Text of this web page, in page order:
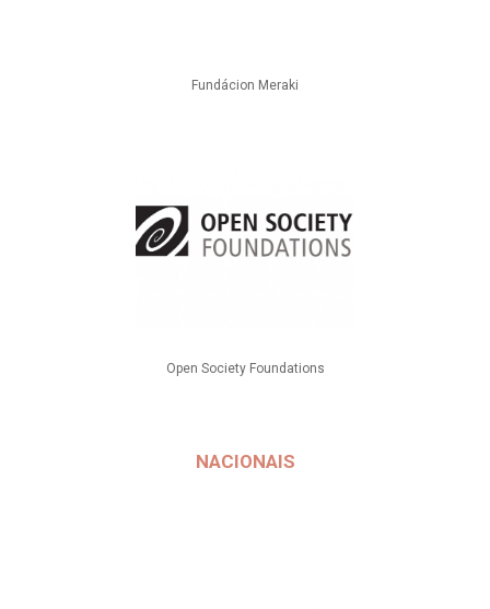
Fundácion Meraki
Open Society Foundations
NACIONAIS